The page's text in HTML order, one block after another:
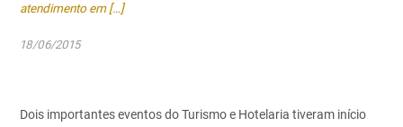
atendimento em […]
18/06/2015
Dois importantes eventos do Turismo e Hotelaria tiveram início